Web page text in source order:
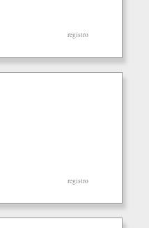
registro
registro